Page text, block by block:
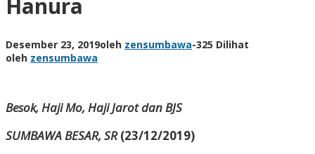
Hanura
Desember 23, 2019oleh zensumbawa-325 Dilihat
oleh zensumbawa
Besok, Haji Mo, Haji Jarot dan BJS
SUMBAWA BESAR, SR(23/12/2019)